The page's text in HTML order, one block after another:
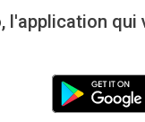
l'application